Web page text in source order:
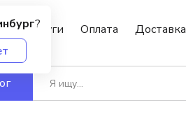
?
Услуги Оплата Доставка